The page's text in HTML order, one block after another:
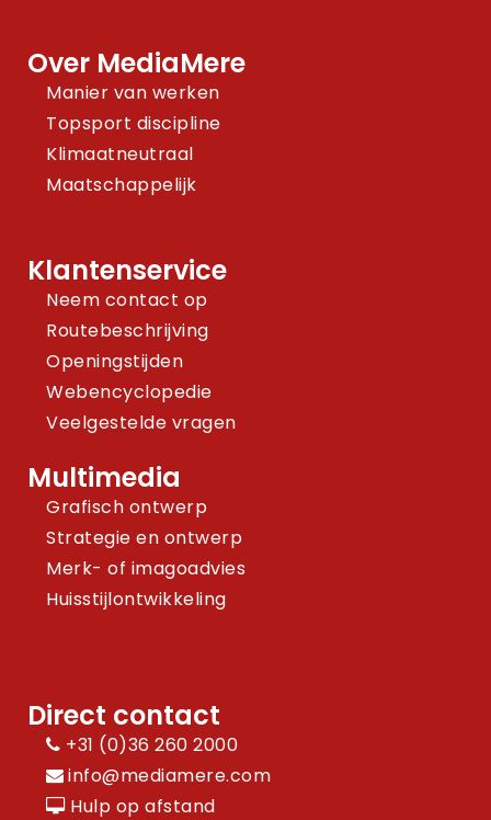
Over MediaMere
Manier van werken
Topsport discipline
Klimaatneutraal
Maatschappelijk
Klantenservice
Neem contact op
Routebeschrijving
Openingstijden
Webencyclopedie
Veelgestelde vragen
Multimedia
Grafisch ontwerp
Strategie en ontwerp
Merk- of imagoadvies
Huisstijlontwikkeling
Direct contact
+31 (0)36 260 2000
info@mediamere.com
Hulp op afstand